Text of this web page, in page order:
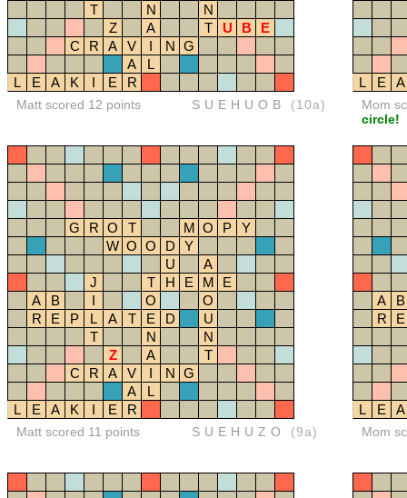
T
N
N
Z
A T U B
E
C
R A V I N G
A
L
L
E A K I E R
Matt scored 12 points SUEHUOB (10a)
L E A
Mom
circle!
G R O T M O P
Y
W O O D
Y
U
A
J
T H E M
E
A
B I O
O
R
E P L A T E D
U
T
N
N
Z
A
T
C
R A V I N G
A
L
L
E A K I E R
Matt scored 11 points SUEHUZO (9a)
A
B
R
E
L E A
Mom